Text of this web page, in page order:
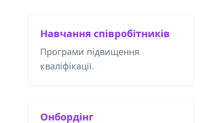
Навчання співробітників
Програми підвищення
кваліфікації.
Онбордінг